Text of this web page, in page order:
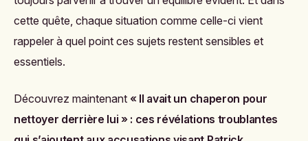
cette quête, chaque situation comme celle-ci vient
rappeler à quel point ces sujets restent sensibles et
essentiels.
Découvrez maintenant « Il avait un chaperon pour
nettoyer derrière lui » : ces révélations troublantes